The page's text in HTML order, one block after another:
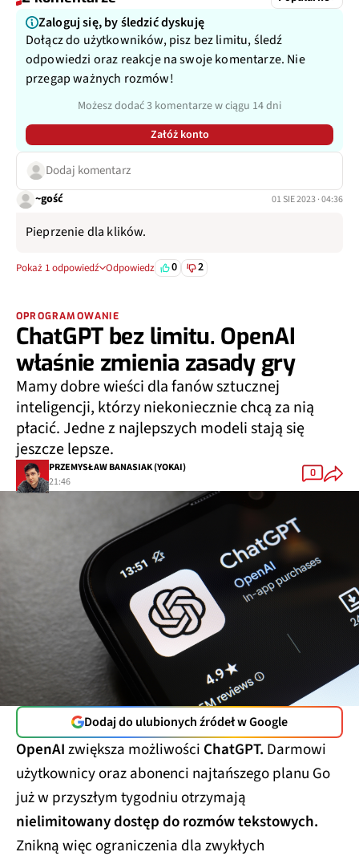
Zaloguj się, by śledzić dyskuję
Dołącz do użytkowników, pisz bez limitu, śledź
odpowiedzi oraz reakcje na swoje komentarze. Nie
przegap ważnych rozmów!
Możesz dodać 3 komentarze w ciągu 14 dni
Załóż konto
Dodaj komentarz
~gość 01 SIE 2023 · 04:36
Pieprzenie dla klików.
Pokaż 1 odpowiedź Odpowiedz 0 2
OPROGRAMOWANIE
ChatGPT bez limitu. OpenAI
właśnie zmienia zasady gry
Mamy dobre wieści dla fanów sztucznej
inteligencji, którzy niekoniecznie chcą za nią
płacić. Jedne z najlepszych modeli stają się
jeszcze lepsze.
PRZEMYSŁAW BANASIAK (YOKAI)
21:46
0
Dodaj do ulubionych źródeł w Google
OpenAIzwiększa możliwości ChatGPT. Darmowi
użytkownicy oraz abonenci najtańszego planu Go
już w przyszłym tygodniu otrzymają
nielimitowany dostęp do rozmów tekstowych.
Znikną więc ograniczenia dla zwykłych